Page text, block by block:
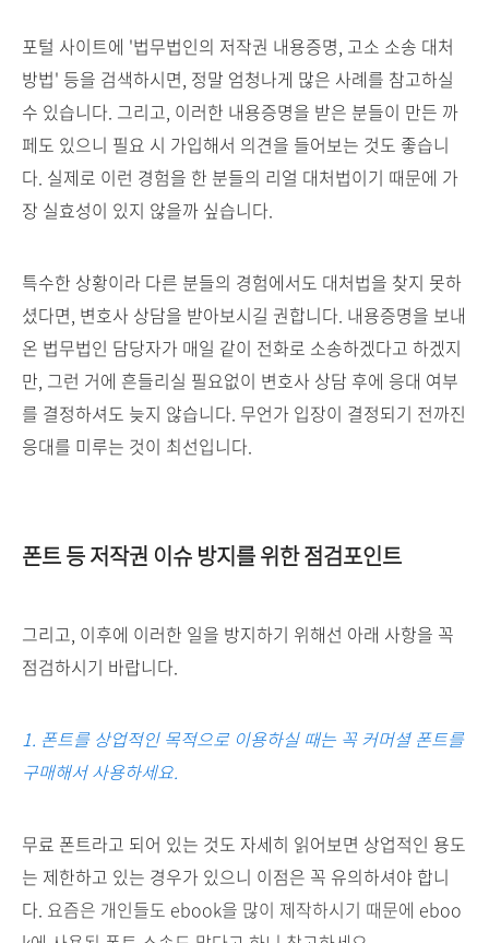
포털 사이트에 '법무법인의 저작권 내용증명, 고소 소송 대처
방법' 등을 검색하시면, 정말 엄청나게 많은 사례를 참고하실
수 있습니다. 그리고, 이러한 내용증명을 받은 분들이 만든 까
페도 있으니 필요 시 가입해서 의견을 들어보는 것도 좋습니
다. 실제로 이런 경험을 한 분들의 리얼 대처법이기 때문에 가
장 실효성이 있지 않을까 싶습니다.
특수한 상황이라 다른 분들의 경험에서도 대처법을 찾지 못하
셨다면, 변호사 상담을 받아보시길 권합니다. 내용증명을 보내
온 법무법인 담당자가 매일 같이 전화로 소송하겠다고 하겠지
만, 그런 거에 흔들리실 필요없이 변호사 상담 후에 응대 여부
를 결정하셔도 늦지 않습니다. 무언가 입장이 결정되기 전까진
응대를 미루는 것이 최선입니다.
폰트 등 저작권 이슈 방지를 위한 점검포인트
그리고, 이후에 이러한 일을 방지하기 위해선 아래 사항을 꼭
점검하시기 바랍니다.
1. 폰트를 상업적인 목적으로 이용하실 때는 꼭 커머셜 폰트를
구매해서 사용하세요.
무료 폰트라고 되어 있는 것도 자세히 읽어보면 상업적인 용도
는 제한하고 있는 경우가 있으니 이점은 꼭 유의하셔야 합니
다. 요즘은 개인들도 ebook을 많이 제작하시기 때문에 eboo